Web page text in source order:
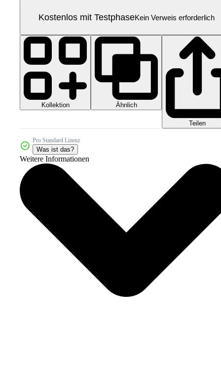
Kostenlos mit TestphaseKein Verweis erforderlich
Kollektion Ähnlich
Teilen
Pro Standard Lizenz
Was ist das?
Weitere Informationen